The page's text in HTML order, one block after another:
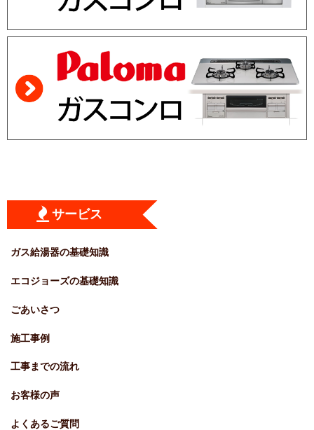
サービス
ガス給湯器の基礎知識
エコジョーズの基礎知識
ごあいさつ
施工事例
工事までの流れ
お客様の声
よくあるご質問